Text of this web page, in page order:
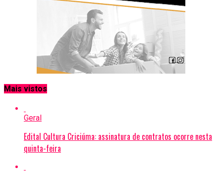
Mais vistos
Geral
Edital Cultura Criciúma: assinatura de contratos ocorre nesta
quinta-feira